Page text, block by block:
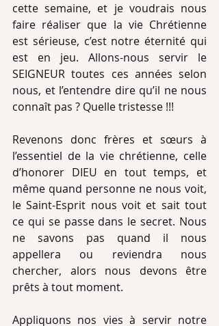
cette semaine, et je voudrais nous
faire réaliser que la vie Chrétienne
est sérieuse, c’est notre éternité qui
est en jeu. Allons-nous servir le
SEIGNEUR toutes ces années selon
nous, et l’entendre dire qu’il ne nous
connaît pas ? Quelle tristesse !!!
Revenons donc frères et sœurs à
l’essentiel de la vie chrétienne, celle
d’honorer DIEU en tout temps, et
même quand personne ne nous voit,
le Saint-Esprit nous voit et sait tout
ce qui se passe dans le secret. Nous
ne savons pas quand il nous
appellera ou reviendra nous
chercher, alors nous devons être
prêts à tout moment.
Appliquons nos vies à servir notre